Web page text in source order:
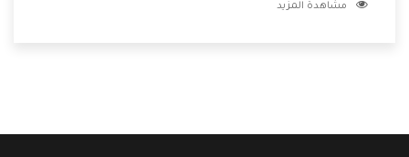
وتقدم للعملاء أقوى العروض والخصومات التى تسهل على
مشاهدة المزيد